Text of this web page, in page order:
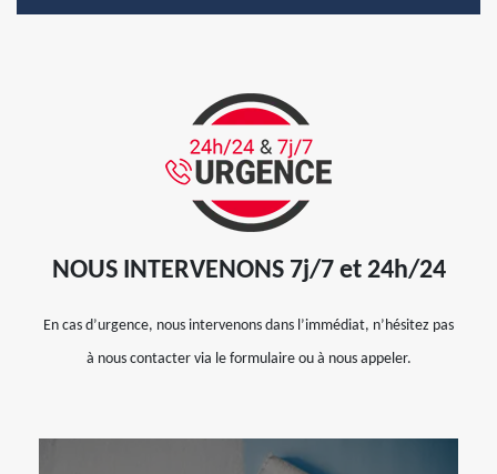
NOUS INTERVENONS 7j/7 et 24h/24
En cas d’urgence, nous intervenons dans l’immédiat, n’hésitez pas
à nous contacter via le formulaire ou à nous appeler.